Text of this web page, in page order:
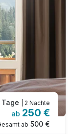
Tage | 2 Nächte
ab 250 €
ab 500 €